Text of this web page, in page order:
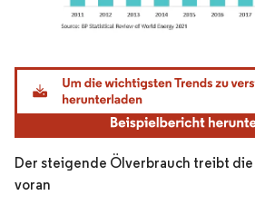
Bild © Mordor Intelligence. Wiederverwendung
Der steigende Ölverbrauch treibt
voran